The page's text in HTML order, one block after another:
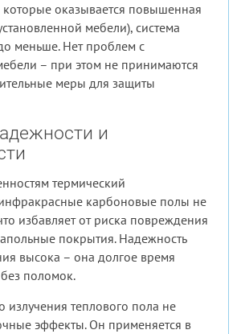
которые оказывается повышенная
мебели), система
меньше. Нет проблем с
– при этом не принимаются
меры для защиты
и
термический
карбоновые полы не
избавляет от риска повреждения
покрытия. Надежность
высока – она долгое время
без поломок.
излучения теплового пола не
эффекты. Он применяется в